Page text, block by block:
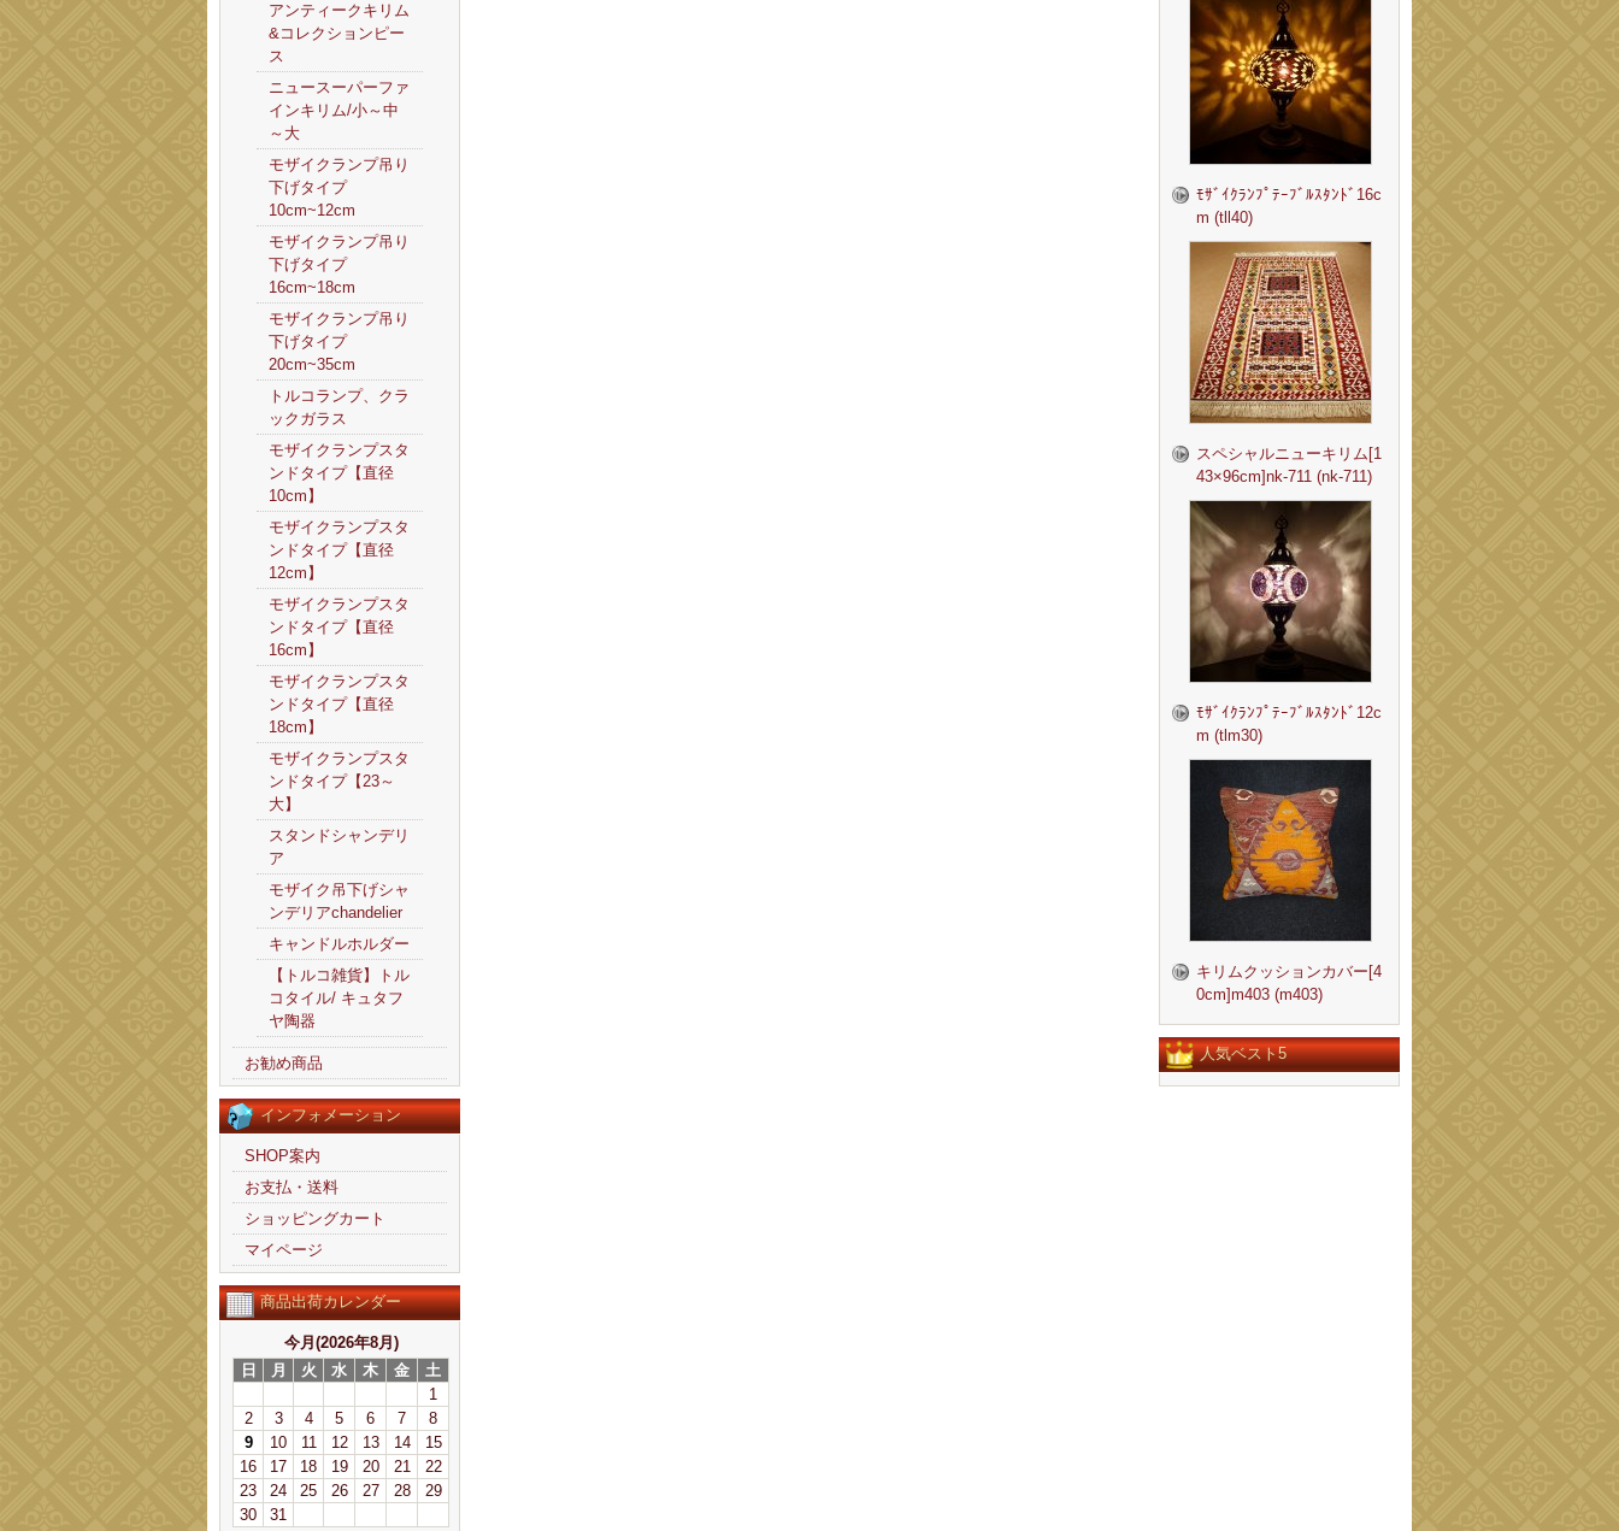
アンティークキリム
&コレクションピー
ス
ニュースーパーファ
インキリム/小～中
～大
モザイクランプ吊り
下げタイプ
10cm~12cm
モザイクランプ吊り
下げタイプ
16cm~18cm
モザイクランプ吊り
下げタイプ
20cm~35cm
トルコランプ、クラ
ックガラス
モザイクランプスタ
ンドタイプ【直径
10cm】
モザイクランプスタ
ンドタイプ【直径
12cm】
モザイクランプスタ
ンドタイプ【直径
16cm】
モザイクランプスタ
ンドタイプ【直径
18cm】
モザイクランプスタ
ンドタイプ【23～
大】
スタンドシャンデリ
ア
モザイク吊下げシャ
ンデリアchandelier
キャンドルホルダー
【トルコ雑貨】トル
コタイル/ キュタフ
ヤ陶器
お勧め商品
インフォメーション
SHOP案内
お支払・送料
ショッピングカート
マイページ
商品出荷カレンダー
今月(2026年8月)
日
月 火 水 木 金
土
1
2
3 4 5 6 7
8
9
10 11 12 13 14
15
16
17 18 19 20 21
22
23
24 25 26 27 28
29
30
31
ﾓｻﾞｲｸﾗﾝﾌﾟﾃｰﾌﾞﾙｽﾀﾝﾄﾞ16c
m (tll40)
スペシャルニューキリム[1
43×96cm]nk-711 (nk-711)
ﾓｻﾞｲｸﾗﾝﾌﾟﾃｰﾌﾞﾙｽﾀﾝﾄﾞ12c
m (tlm30)
キリムクッションカバー[4
0cm]m403 (m403)
人気ベスト5